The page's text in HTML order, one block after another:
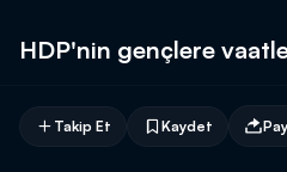
HDP'nin gençlere
Takip Et Kaydet